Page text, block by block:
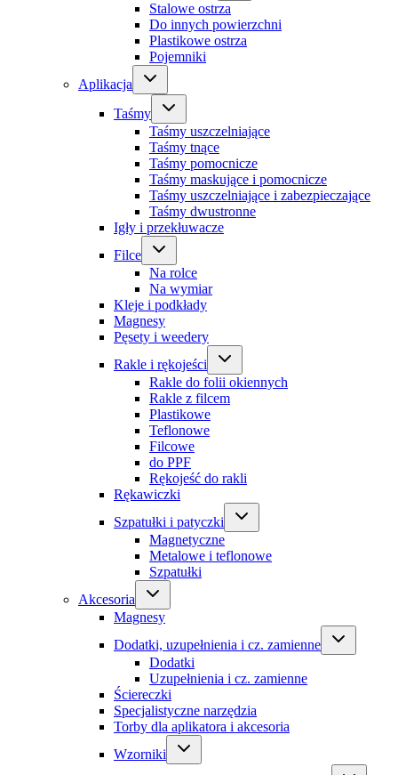
Stalowe ostrza
Do innych powierzchni
Plastikowe ostrza
Pojemniki
Aplikacja
Taśmy
Taśmy uszczelniające
Taśmy tnące
Taśmy pomocnicze
Taśmy maskujące i pomocnicze
Taśmy uszczelniające i zabezpieczające
Taśmy dwustronne
Igły i przekłuwacze
Filce
Na rolce
Na wymiar
Kleje i podkłady
Magnesy
Pęsety i weedery
Rakle i rękojeści
Rakle do folii okiennych
Rakle z filcem
Plastikowe
Teflonowe
Filcowe
do PPF
Rękojeść do rakli
Rękawiczki
Szpatułki i patyczki
Magnetyczne
Metalowe i teflonowe
Szpatułki
Akcesoria
Magnesy
Dodatki, uzupełnienia i cz. zamienne
Dodatki
Uzupełnienia i cz. zamienne
Ściereczki
Specjalistyczne narzędzia
Torby dla aplikatora i akcesoria
Wzorniki